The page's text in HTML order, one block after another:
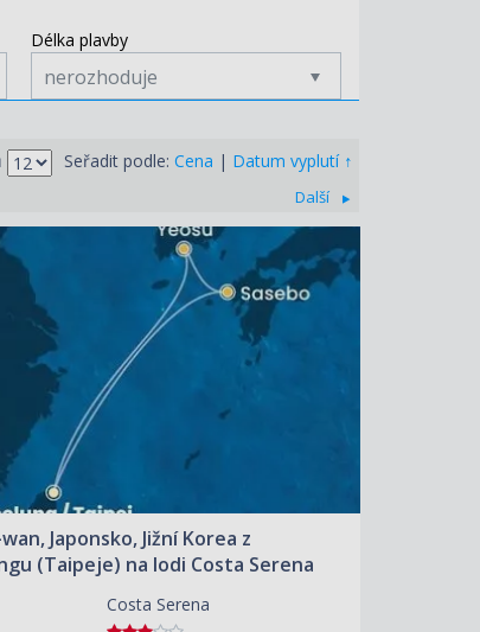
Délka plavby
nerozhoduje
Seřadit podle: Cena | Datum vyplutí ↑
Další
Japonsko, Jižní Korea z
(Taipeje) na lodi Costa Serena
Costa Serena
ZOBRAZIT DETAIL
11.08.2026 – 16.08.2026
21 510 KČ/OS.
(889 €)